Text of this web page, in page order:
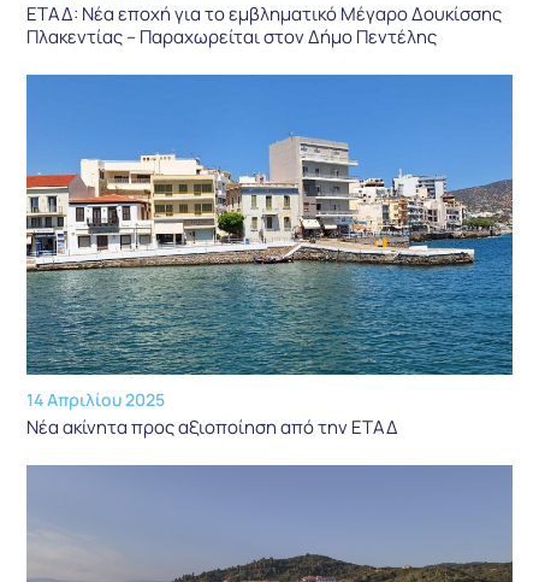
ΕΤΑΔ: Νέα εποχή για το εμβληματικό Μέγαρο Δουκίσσης
Πλακεντίας – Παραχωρείται στον Δήμο Πεντέλης
14 Απριλίου 2025
Νέα ακίνητα προς αξιοποίηση από την ΕΤΑΔ